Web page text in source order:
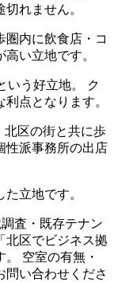
れません。
圏内に飲食店・コ
い立地です。
いう好立地。 ク
点となります。
北区の街と共に歩
性派事務所の出店
立地です。
査・既存テナン
北区でビジネス拠
空室の有無・
問い合わせくださ